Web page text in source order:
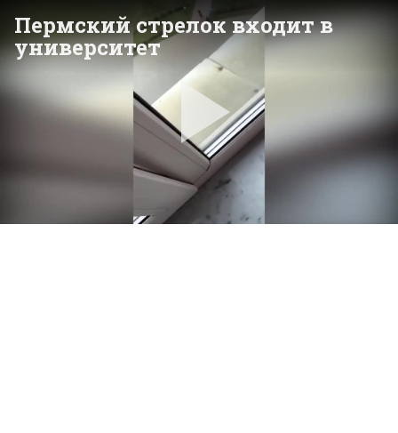
Пермский стрелок входит в
университет